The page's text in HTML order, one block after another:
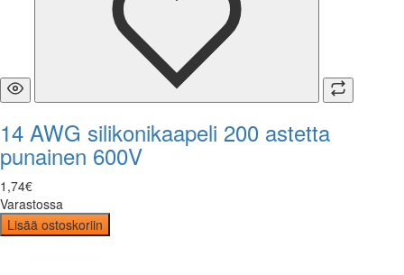
14 AWG silikonikaapeli 200 astetta
punainen 600V
1 ,74€
Varastossa
Lisää ostoskoriin